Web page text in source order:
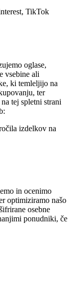
TikTok
oglase,
vsebine ali
ki temleljijo na
ter
tej spletni strani
izdelkov na
in ocenimo
optimiziramo našo
osebne
ponudniki, če